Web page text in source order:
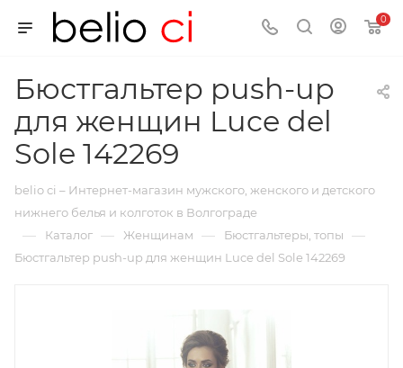
0
Бюстгальтер push-up
для женщин Luce del
Sole 142269
belio ci – Интернет-магазин мужского, женского и детского
нижнего белья и колготок в Волгограде
— Каталог — Женщинам — Бюстгальтеры, топы —
Бюстгальтер push-up для женщин Luce del Sole 142269